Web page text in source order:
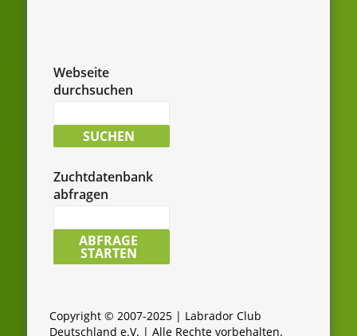
Webseite
durchsuchen
nach:SUCHEN
Zuchtdatenbank
abfragen
Zuchtdatenbank
durchsuchen:
ABFRAGE
STARTEN
Copyright © 2007-2025 | Labrador Club
Deutschland e.V. | Alle Rechte vorbehalten.